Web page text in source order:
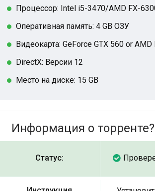
Процессор: Intel i5-3470/AMD FX-
Оперативная память: 4 GB ОЗУ
Видеокарта: GeForce GTX 560 or
DirectX: Версии 12
Место на диске: 15 GB
Информация о торренте?
Статус: